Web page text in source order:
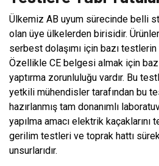
Ülkemiz AB uyum sürecinde belli
olan üye ülkelerden birisidir.
serbest dolaşımı için bazı testlerin
Özellikle CE belgesi almak için
yaptırma zorunluluğu vardır. Bu
yetkili mühendisler tarafından bu
hazırlanmış tam donanımlı
yapılma amacı elektrik
gerilim testleri ve toprak hattı
unsurlarıdır.